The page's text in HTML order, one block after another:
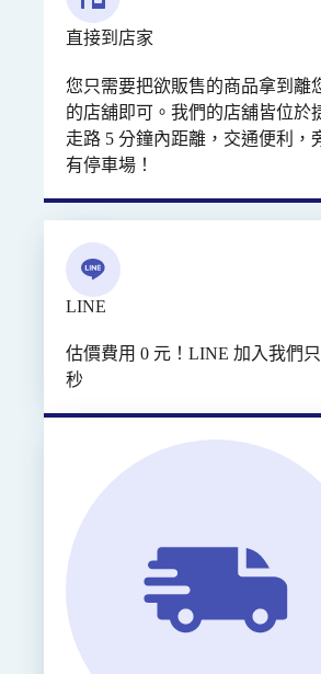
直接到店家
您只需要把欲販售的商品拿到離
的店舖即可。我們的店舖皆位於
走路 5 分鐘內距離，交通便利，
有停車場！
LINE
估價費用 0 元！LINE 加入我們
秒